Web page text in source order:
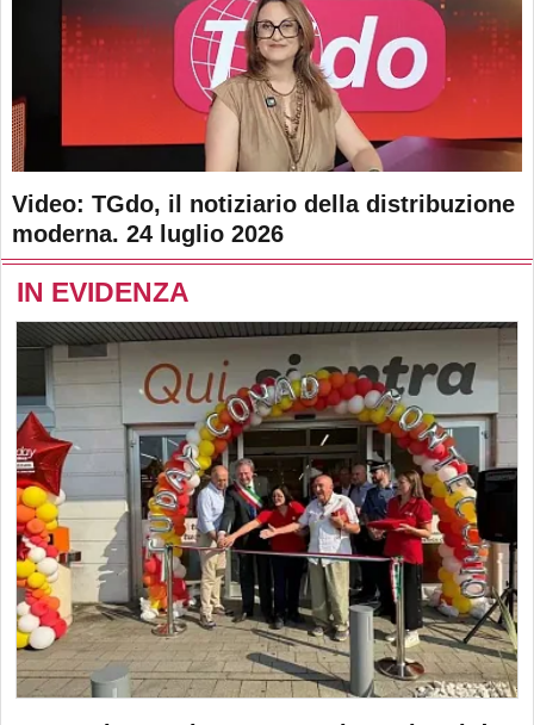
Video: TGdo, il notiziario della distribuzione
moderna. 24 luglio 2026
IN EVIDENZA